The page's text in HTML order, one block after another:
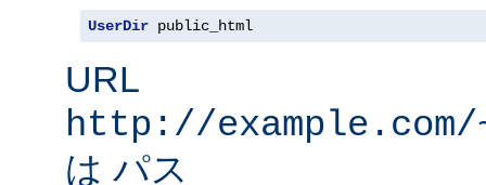
UserDir public_html
URL
http://
は パス